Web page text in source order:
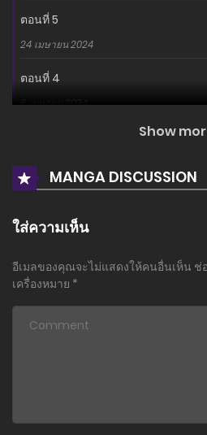
ตอนที่ 5
24 เมษายน 2024
ตอนที่ 4
6 เมษายน 2024
ตอนที่ 2
16 มีนาคม 2024
16 มีนาคม 2024
Show
MANGA DISCUSSION
ใส่ความเห็น
อีเมลของคุณจะไม่แสดงให้คนอื่นเห็น ช่
เครื่องหมาย *